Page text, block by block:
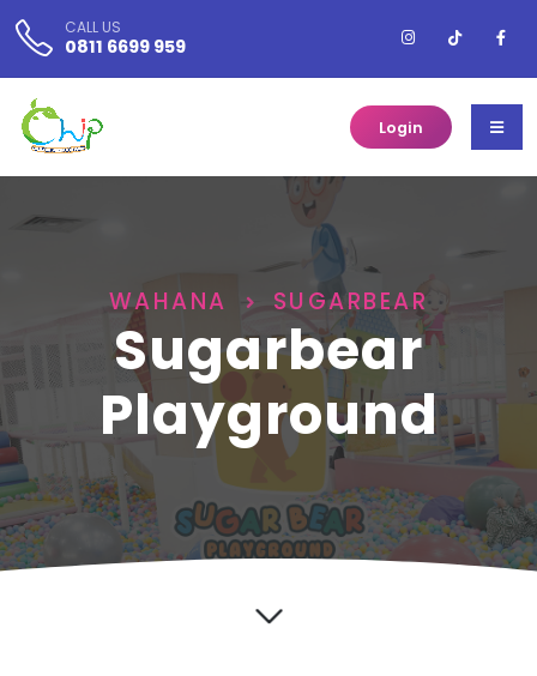
CALL US
0811 6699 959
Login
WAHANA SUGARBEAR
Sugarbear
Playground